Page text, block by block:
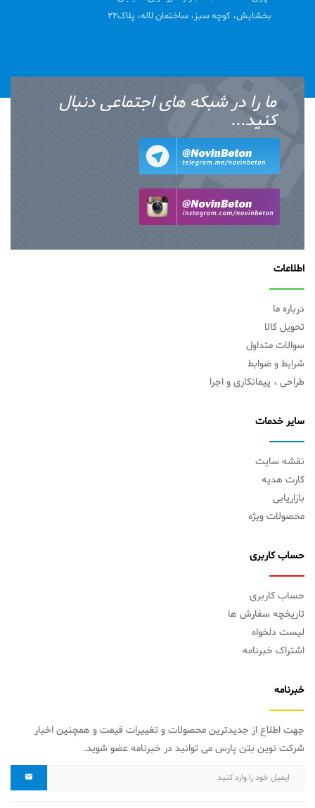
بخشایش، کوچه سبز، ساختمان لاله، پلاک22
ما را در شبکه های اجتماعی دنبال
کنید...
اطلاعات
درباره ما
تحویل کالا
سوالات متداول
شرایط و ضوابط
طراحی ، پیمانکاری و اجرا
سایر خدمات
نقشه سایت
کارت هدیه
بازاریابی
محصولات ویژه
حساب کاربری
حساب کاربری
تاریخچه سفارش ها
لیست دلخواه
اشتراک خبرنامه
خبرنامه
جهت اطلاع از جدیدترین محصولات و تغییرات قیمت و همچنین اخبار
شرکت نوین بتن پارس می توانید در خبرنامه عضو شوید.